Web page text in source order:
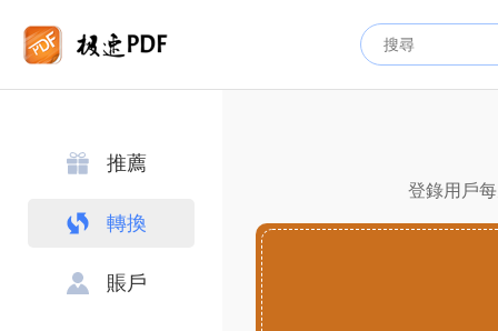
推薦
轉換
賬戶
登錄用戶